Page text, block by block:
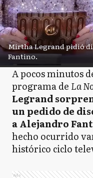
Mirtha Legrand pidió
Fantino.
A pocos minutos
programa de La
Legrand
un pedido de
a Alejandro
hecho ocurrido
histórico ciclo
Ads